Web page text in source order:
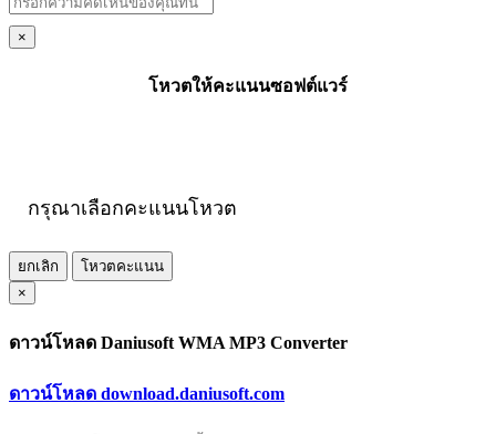
×
โหวตให้คะแนนซอฟต์แวร์
กรุณาเลือกคะแนนโหวต
ยกเลิก
โหวตคะแนน
×
ดาวน์โหลด Daniusoft WMA MP3 Converter
ดาวน์โหลด download.daniusoft.com